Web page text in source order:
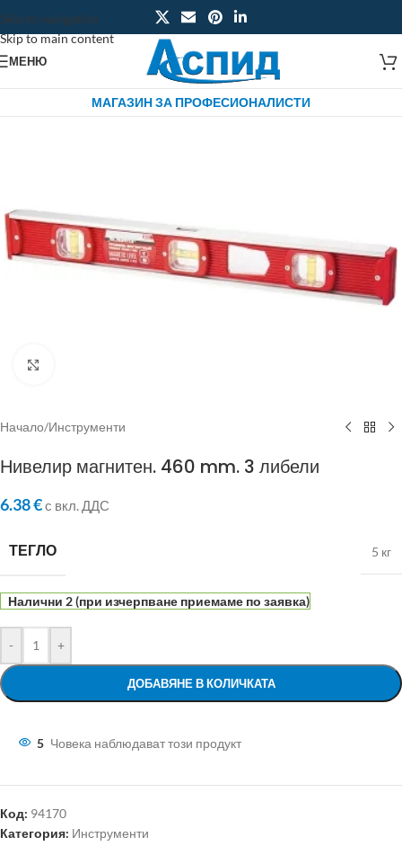
Skip to navigation
Skip to main content
МЕНЮ
МАГАЗИН ЗА ПРОФЕСИОНАЛИСТИ
Начало/Инструменти
Нивелир магнитен. 460 mm. 3 либели
6.38€с вкл. ДДС
ТЕГЛО 5 кг
Налични 2 (при изчерпване приемаме по заявка)
- +
ДОБАВЯНЕ В КОЛИЧКАТА
5 Човека наблюдават този продукт
Код: 94170
Категория: Инструменти